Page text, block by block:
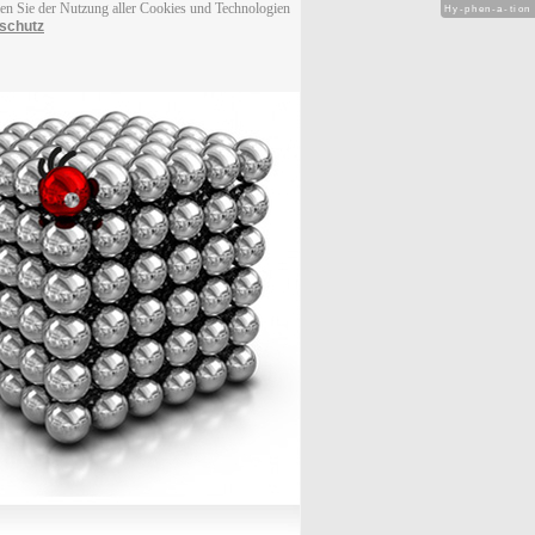
Sie der Nutzung aller Cookies und Technologien
Hy-phen-a-tion